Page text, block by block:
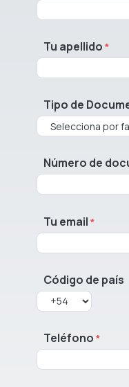
Tu apellido
Tipo de
Número de
Tu email
Código de país
Teléfono